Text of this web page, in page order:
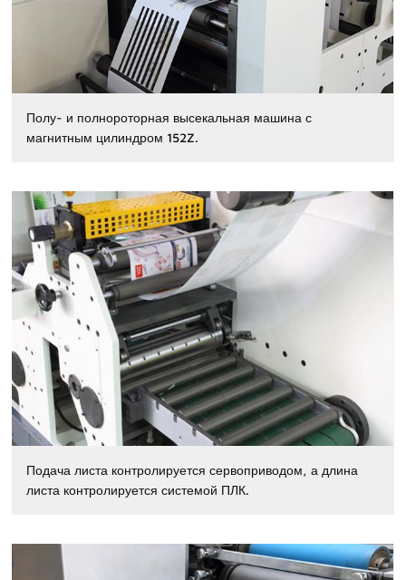
Полу- и полнороторная высекальная машина с
магнитным цилиндром 152Z.
Подача листа контролируется сервоприводом, а длина
листа контролируется системой ПЛК.